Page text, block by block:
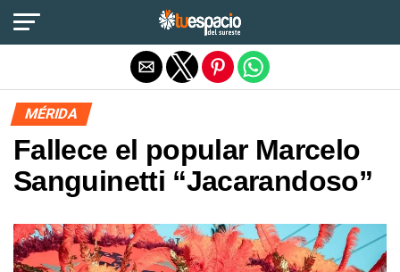
MÉRIDA
Fallece el popular Marcelo
Sanguinetti “Jacarandoso”
Salir de la versión móvil